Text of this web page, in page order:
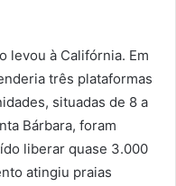
levou à Califórnia. Em
três plataformas
situadas de 8 a
Bárbara, foram
liberar quase 3.000
atingiu praias